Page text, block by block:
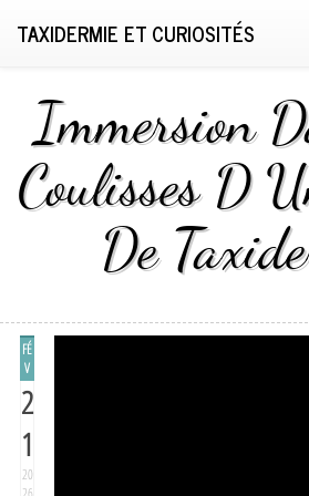
TAXIDERMIE ET CURIOSITÉS
Immersion
Coulisses D
De
FÉ
V
2
1
20